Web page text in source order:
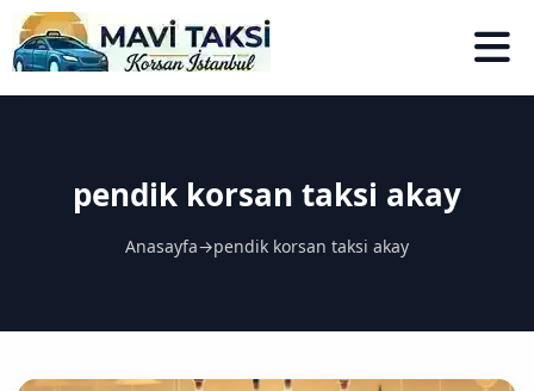
pendik korsan taksi akay
Anasayfa→pendik korsan taksi akay